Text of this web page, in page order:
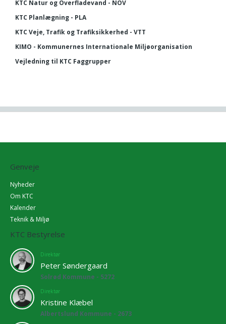
KTC Natur og Overfladevand - NOV
KTC Planlægning - PLA
KTC Veje, Trafik og Trafiksikkerhed - VTT
KIMO - Kommunernes Internationale Miljøorganisation
Vejledning til KTC Faggrupper
Genveje
Nyheder
Om KTC
Kalender
Teknik & Miljø
KTC Bestyrelse
Direktør
Peter Søndergaard
Solrød Kommune - 5272
Direktør
Kristine Klæbel
Albertslund Kommune - 2673